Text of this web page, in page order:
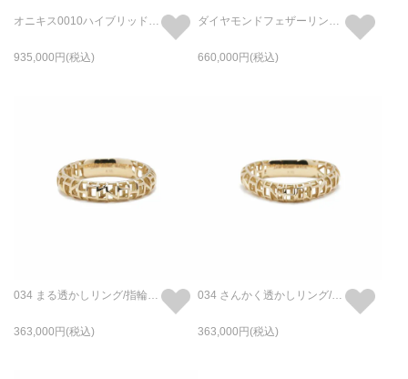
オニキス0010ハイブリッドカレッジリングS-K18イエローゴールド/指輪
935,000
ダイヤモンドフェザーリングS-K18イエローゴールド/指輪
660,000
034 まる透かしリング/指輪 L - K18/イエローゴールド
363,000
034 さんかく透かしリング/指輪 L - K18/イエローゴールド
363,000